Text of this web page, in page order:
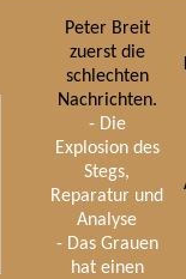
Peter Breit
zuerst die
schlechten
Nachrichten.
- Die
Explosion des
Stegs,
Reparatur und
Analyse
- Das Grauen
hat einen